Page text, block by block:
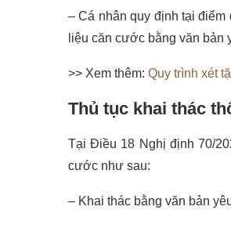
– Cá nhân quy định tại
liệu căn cước bằng văn bản
>> Xem thêm: Quy trình xét
Thủ tục khai thác
Tại Điều 18 Nghị định 70/
cước như sau:
– Khai thác bằng văn bản